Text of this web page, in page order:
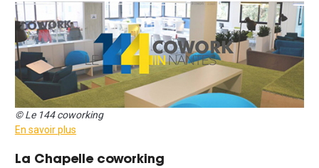
© Le 144 coworking
En savoir plus
La Chapelle coworking